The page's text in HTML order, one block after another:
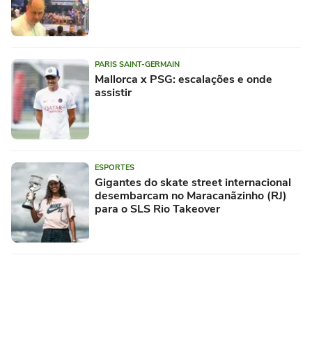
PARIS SAINT-GERMAIN
Mallorca x PSG: escalações e onde
assistir
ESPORTES
Gigantes do skate street internacional
desembarcam no Maracanãzinho (RJ)
para o SLS Rio Takeover